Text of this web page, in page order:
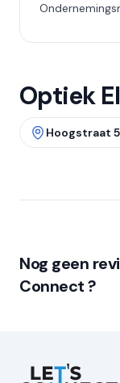
Optiek
Hoogstraat
Nog geen
Connect ?
Let's Connect